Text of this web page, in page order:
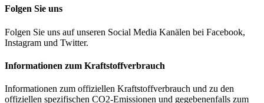
Folgen Sie uns
Folgen Sie uns auf unseren Social Media Kanälen bei Facebook,
Instagram und Twitter.
Informationen zum Kraftstoffverbrauch
Informationen zum offiziellen Kraftstoffverbrauch und zu den
offiziellen spezifischen CO2-Emissionen und gegebenenfalls zum